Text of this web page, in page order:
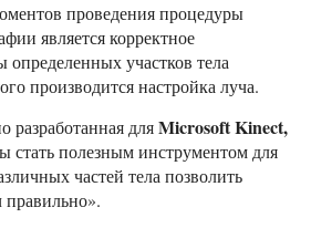
проведения процедуры
является корректное
участков тела
производится настройка луча.
разработанная дляMicrosoft Kinect,
стать полезным инструментом для
частей тела позволить
правильно».